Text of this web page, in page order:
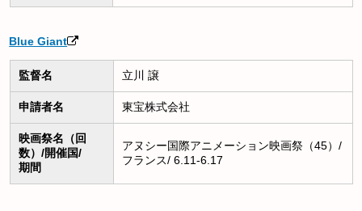
Blue Giant
監督名 立川 譲
申請者名 東宝株式会社
映画祭名（回
数）/開催国/
期間
アヌシー国際アニメーション映画祭（45）/
フランス/ 6.11-6.17